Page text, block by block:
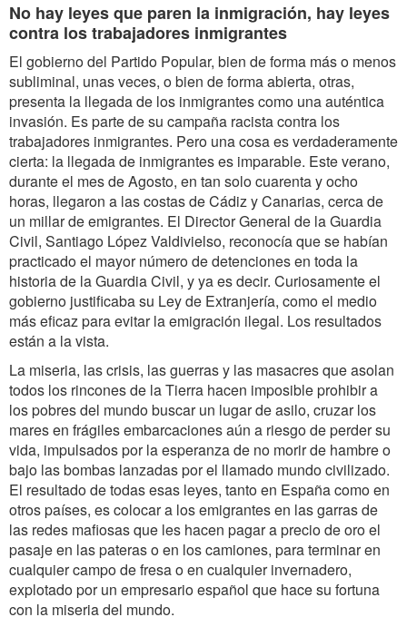
No hay leyes que paren la inmigración, hay leyes
contra los trabajadores inmigrantes
El gobierno del Partido Popular, bien de forma más o menos
subliminal, unas veces, o bien de forma abierta, otras,
presenta la llegada de los inmigrantes como una auténtica
invasión. Es parte de su campaña racista contra los
trabajadores inmigrantes. Pero una cosa es verdaderamente
cierta: la llegada de inmigrantes es imparable. Este verano,
durante el mes de Agosto, en tan solo cuarenta y ocho
horas, llegaron a las costas de Cádiz y Canarias, cerca de
un millar de emigrantes. El Director General de la Guardia
Civil, Santiago López Valdivielso, reconocía que se habían
practicado el mayor número de detenciones en toda la
historia de la Guardia Civil, y ya es decir. Curiosamente el
gobierno justificaba su Ley de Extranjería, como el medio
más eficaz para evitar la emigración ilegal. Los resultados
están a la vista.
La miseria, las crisis, las guerras y las masacres que asolan
todos los rincones de la Tierra hacen imposible prohibir a
los pobres del mundo buscar un lugar de asilo, cruzar los
mares en frágiles embarcaciones aún a riesgo de perder su
vida, impulsados por la esperanza de no morir de hambre o
bajo las bombas lanzadas por el llamado mundo civilizado.
El resultado de todas esas leyes, tanto en España como en
otros países, es colocar a los emigrantes en las garras de
las redes mafiosas que les hacen pagar a precio de oro el
pasaje en las pateras o en los camiones, para terminar en
cualquier campo de fresa o en cualquier invernadero,
explotado por un empresario español que hace su fortuna
con la miseria del mundo.